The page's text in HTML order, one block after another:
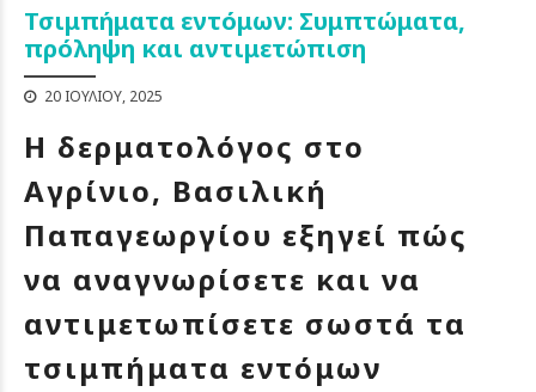
Τσιμπήματα εντόμων: Συμπτώματα,
πρόληψη και αντιμετώπιση
20 ΙΟΥΛΊΟΥ, 2025
Η δερματολόγος στο
Αγρίνιο, Βασιλική
Παπαγεωργίου εξηγεί πώς
να αναγνωρίσετε και να
αντιμετωπίσετε σωστά τα
τσιμπήματα εντόμων